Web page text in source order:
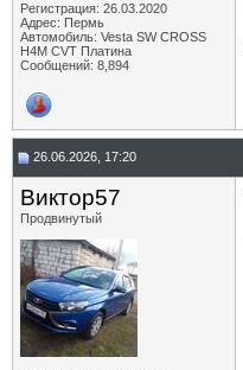
Регистрация: 26.03.2020
Адрес: Пермь
Автомобиль: Vesta SW CROSS
H4M CVT Платина
Сообщений: 8,894
26.06.2026, 17:20
Виктор57
Продвинутый